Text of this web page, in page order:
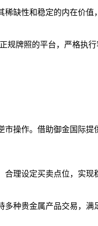
缺性和稳定的内在价
牌照的平台，严格执
操作。借助御金国际
理设定买卖点位，实现
种贵金属产品交易，满